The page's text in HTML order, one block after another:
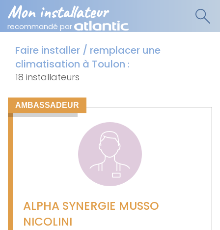
Mon installateur
recommandé par
Faire installer / remplacer une
climatisation à Toulon :
18 installateurs
AMBASSADEUR
ALPHA SYNERGIE MUSSO
NICOLINI